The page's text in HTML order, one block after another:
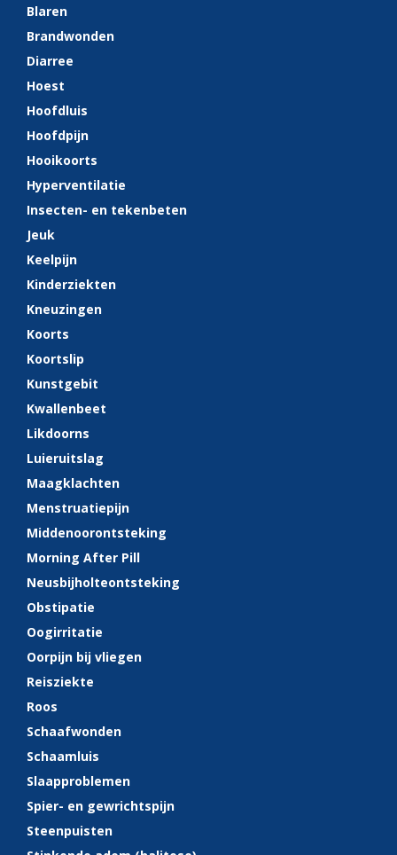
Blaren
Brandwonden
Diarree
Hoest
Hoofdluis
Hoofdpijn
Hooikoorts
Hyperventilatie
Insecten- en tekenbeten
Jeuk
Keelpijn
Kinderziekten
Kneuzingen
Koorts
Koortslip
Kunstgebit
Kwallenbeet
Likdoorns
Luieruitslag
Maagklachten
Menstruatiepijn
Middenoorontsteking
Morning After Pill
Neusbijholteontsteking
Obstipatie
Oogirritatie
Oorpijn bij vliegen
Reisziekte
Roos
Schaafwonden
Schaamluis
Slaapproblemen
Spier- en gewrichtspijn
Steenpuisten